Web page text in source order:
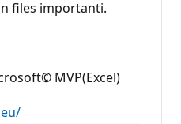
files importanti.
MVP(Excel)